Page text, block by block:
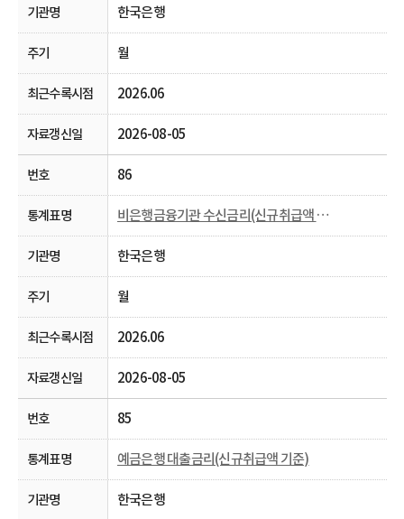
한국은행
월
2026.06
2026-08-05
86
비은행금융기관 수신금리(신규취급액 기준)
한국은행
월
2026.06
2026-08-05
85
예금은행 대출금리(신규취급액 기준)
한국은행